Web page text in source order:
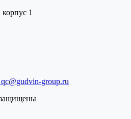
1
qc@gudvin-group.ru